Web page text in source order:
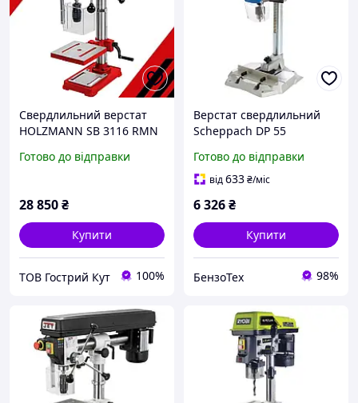
Свердлильний верстат
HOLZMANN SB 3116 RMN
Готово до відправки
28 850₴
Купити
ТОВ Гострий Кут 100%
Верстат свердлильний
Scheppach DP 55
Готово до відправки
від633₴/міс
6 326₴
Купити
БензоТех 98%